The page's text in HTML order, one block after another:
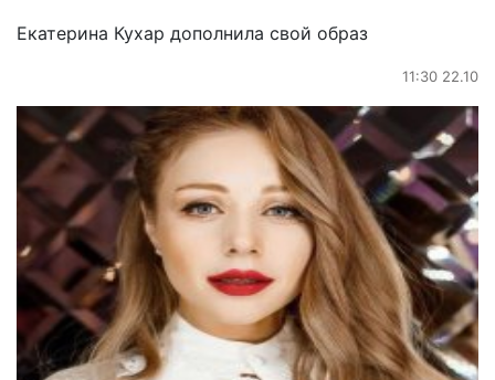
Екатерина Кухар дополнила свой образ
11:30 22.10